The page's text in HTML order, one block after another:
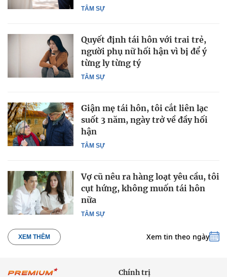
TÂM SỰ
TÂM SỰ
Quyết định tái hôn với trai trẻ,
người phụ nữ hối hận vì bị để ý
từng ly từng tý
TÂM SỰ
Giận mẹ tái hôn, tôi cắt liên lạc
suốt 3 năm, ngày trở về đầy hối
hận
TÂM SỰ
Vợ cũ nêu ra hàng loạt yêu cầu, tôi
cụt hứng, không muốn tái hôn
nữa
XEM THÊM Xem tin theo ngày
Chính trị